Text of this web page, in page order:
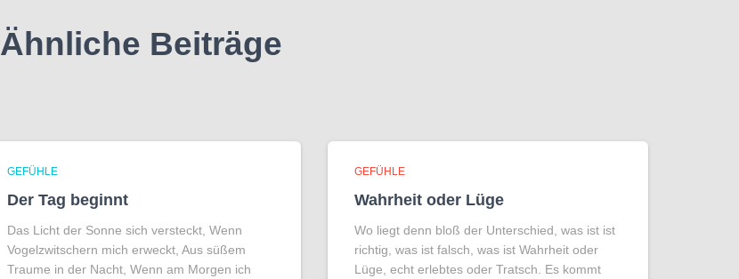
Ähnliche Beiträge
GEFÜHLE
Der Tag beginnt
Das Licht der Sonne sich versteckt, Wenn
Vogelzwitschern mich erweckt, Aus süßem
Traume in der Nacht, Wenn am Morgen ich
GEFÜHLE
Wahrheit oder Lüge
Wo liegt denn bloß der Unterschied, was ist ist
richtig, was ist falsch, was ist Wahrheit oder
Lüge, echt erlebtes oder Tratsch. Es kommt